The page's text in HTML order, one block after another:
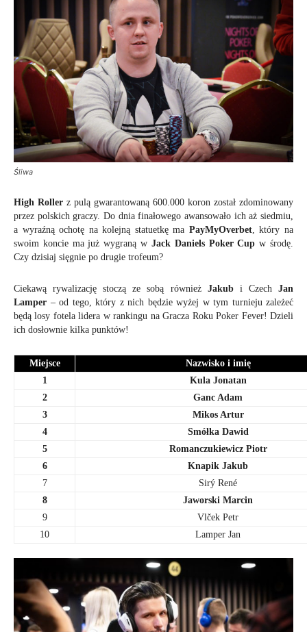
Śliwa
High Roller z pulą gwarantowaną 600.000 koron został zdominowany
przez polskich graczy. Do dnia finałowego awansowało ich aż siedmiu,
a wyraźną ochotę na kolejną statuetkę ma PayMyOverbet, który na
swoim koncie ma już wygraną w Jack Daniels Poker Cup w środę.
Czy dzisiaj sięgnie po drugie trofeum?
Ciekawą rywalizację stoczą ze sobą również Jakubi CzechJan
Lamper – od tego, który z nich będzie wyżej w tym turnieju zależeć
będą losy fotela lidera w rankingu na Gracza Roku Poker Fever! Dzieli
ich dosłownie kilka punktów!
Miejsce
Nazwisko i imię
1
Kula Jonatan
2
Ganc Adam
3
Mikos Artur
4
Smółka Dawid
5
Romanczukiewicz Piotr
6
Knapik Jakub
7
Sirý René
8
Jaworski Marcin
9
Vlček Petr
10
Lamper Jan